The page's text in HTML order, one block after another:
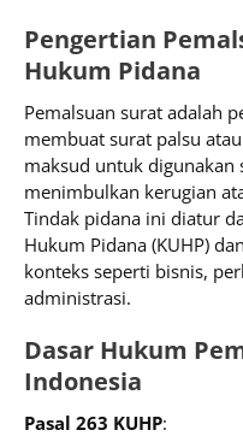
Pengertian
Hukum Pidana
Pemalsuan surat adalah
membuat surat palsu
maksud untuk digunakan
menimbulkan kerugian
Tindak pidana ini diatur
Hukum Pidana (KUHP)
konteks seperti bisnis,
administrasi.
Dasar Hukum
Indonesia
Pasal 263 KUHP: